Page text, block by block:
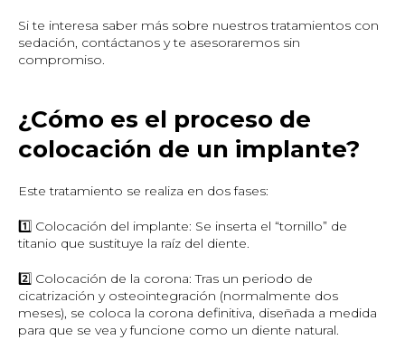
Si te interesa saber más sobre nuestros tratamientos con
sedación, contáctanos y te asesoraremos sin
compromiso.
¿Cómo es el proceso de
colocación de un implante?
Este tratamiento se realiza en dos fases:
1️⃣ Colocación del implante: Se inserta el “tornillo” de
titanio que sustituye la raíz del diente.
2️⃣ Colocación de la corona: Tras un periodo de
cicatrización y osteointegración (normalmente dos
meses), se coloca la corona definitiva, diseñada a medida
para que se vea y funcione como un diente natural.